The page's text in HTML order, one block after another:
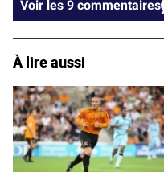
Voir les 9 commentaires
À lire aussi